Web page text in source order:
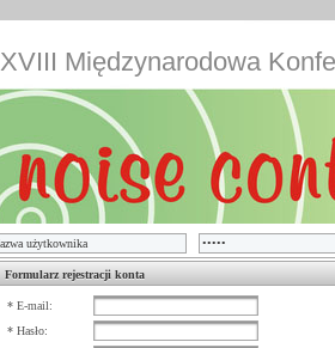
XVIII Międzynarodowa
Formularz rejestracji konta
* E-mail:
* Hasło: